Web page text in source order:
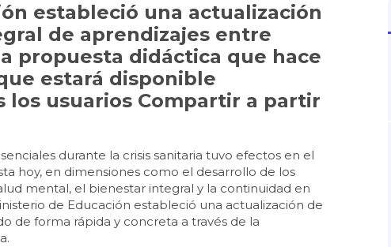
estableció una actualización
de aprendizajes entre
propuesta didáctica que hace
estará disponible
usuarios Compartir a partir
durante la crisis sanitaria tuvo efectos en el
hoy, en dimensiones como el desarrollo de los
mental, el bienestar integral y la continuidad en
de Educación estableció una actualización de
de forma rápida y concreta a través de la